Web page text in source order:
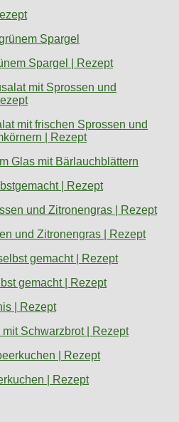
Spargel | Rezept
mit frischen Sprossen und
| Rezept
| Rezept
und Zitronengras | Rezept
gemacht | Rezept
Schwarzbrot | Rezept
| Rezept